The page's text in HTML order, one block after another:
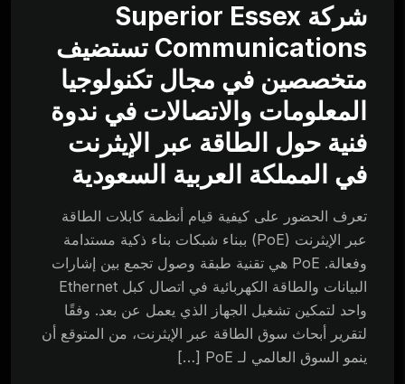
شركة Superior Essex
Communications تستضيف
متخصصين في مجال تكنولوجيا
المعلومات والاتصالات في ندوة
فنية حول الطاقة عبر الإيثرنت
في المملكة العربية السعودية
تعرف الحضور على كيفية قيام أنظمة كابلات الطاقة
عبر الإيثرنت (PoE) ببناء شبكات بناء ذكية مستدامة
وفعالة. PoE هي تقنية طبقة وصول تجمع بين إشارات
البيانات والطاقة الكهربائية في اتصال كبل Ethernet
واحد لتمكين تشغيل الجهاز الذي يعمل عن بعد. وفقًا
لتقرير أبحاث سوق الطاقة عبر الإيثرنت، من المتوقع أن
ينمو السوق العالمي لـ PoE […]